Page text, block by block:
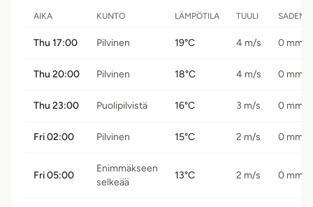
AIKA KUNTO LÄMPÖTILA TUULI
Thu 17:00 Pilvinen 19°C 4 m/s 0 mm
Thu 20:00 Pilvinen 18°C 4 m/s 0 mm
Thu 23:00 Puolipilvistä 16°C 3 m/s 0 mm
Fri 02:00 Pilvinen 15°C 2 m/s 0 mm
Fri 05:00
Enimmäkseen
selkeää
13°C 2 m/s 0 mm